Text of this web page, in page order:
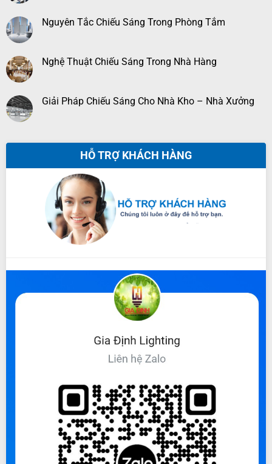
Nguyên Tắc Chiếu Sáng Trong Phòng Tắm
Nghệ Thuật Chiếu Sáng Trong Nhà Hàng
Giải Pháp Chiếu Sáng Cho Nhà Kho – Nhà Xưởng
HỖ TRỢ KHÁCH HÀNG